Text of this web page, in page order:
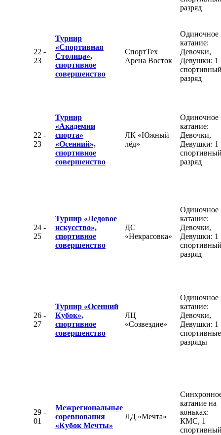
разряд
22 -
23
Турнир
«Спортивная
Столица»,
спортивное
совершенство
СпортТех
Арена Восток
Одиночное
катание:
Девочки,
Девушки: 1
разряд
22 -
23
Турнир
«Академии
спорта»
«Осенний»,
спортивное
совершенство
ЛК «Южный
лёд»
Одиночное
катание:
Девочки,
Девушки: 1
разряд
24 -
25
Турнир «Ледовое
искусство»,
спортивное
совершенство
ДС
«Некрасовка»
Одиночное
катание:
Девочки,
Девушки: 1
разряд
26 -
27
Турнир «Осенний
Кубок»,
спортивное
совершенство
ЛЦ
«Созвездие»
Одиночное
катание:
Девочки,
Девушки: 1
спортивные
разряды
29 -
01
Межрегиональные
соревнования
«Кубок Мечты»
ЛД «Мечта»
катание на
коньках:
КМС, 1